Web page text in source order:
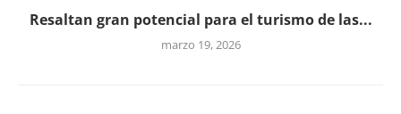
Resaltan gran potencial para el turismo de las...
marzo 19, 2026